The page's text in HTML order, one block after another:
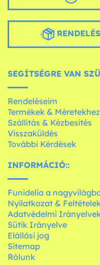
SEGÍTSÉGRE VAN
Rendeléseim
Termékek & Méretekhez
Szállítás & Kézbesítés
Visszaküldés
További Kérdések
INFORMÁCIÓ::
Funidelia a
Nyilatkozat &
Adatvédelmi
Sütik Irányelve
Elállási jog
Sitemap
Rólunk